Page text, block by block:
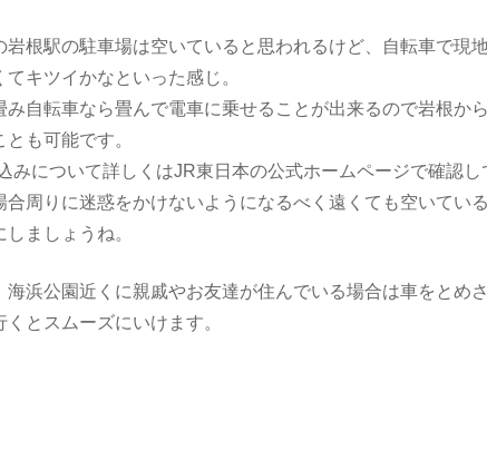
岩根駅の駐車場は空いていると思われるけど、自転車で現
てキツイかなといった感じ。
み自転車なら畳んで電車に乗せることが出来るので岩根か
とも可能です。
みについて詳しくはJR東日本の公式ホームページで確認し
合周りに迷惑をかけないようになるべく遠くても空いてい
しましょうね。
海浜公園近くに親戚やお友達が住んでいる場合は車をとめ
くとスムーズにいけます。